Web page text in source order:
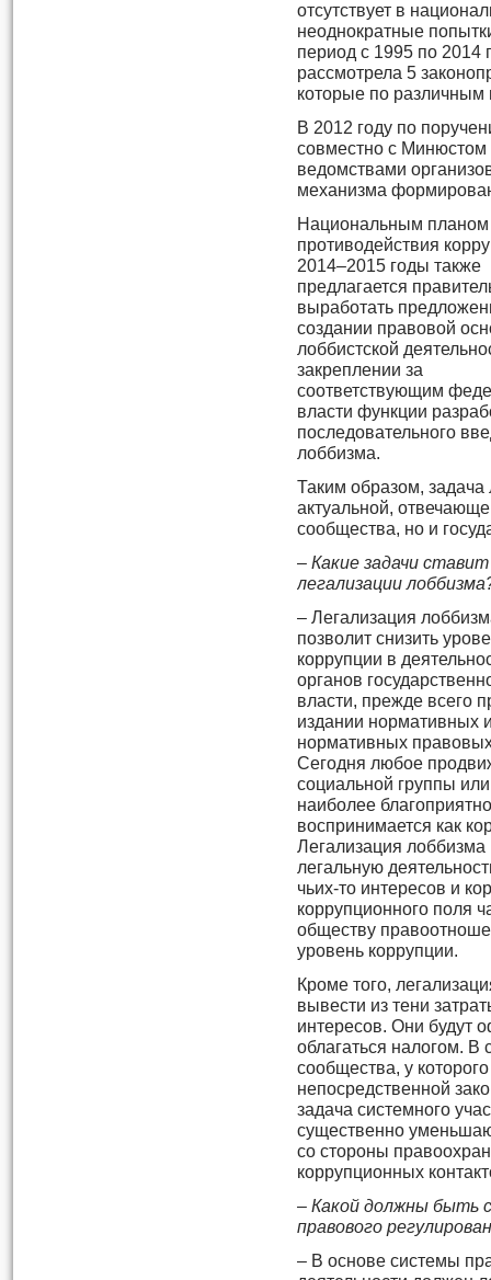
отсутствует в
неоднократные
период с 1995 по 2014
рассмотрела 5
которые по
В 2012 году по
совместно с
ведомствами
механизма
Национальным планом
противодействия
2014–2015 годы также
предлагается
выработать
создании правовой
лоббистской
закреплении за
соответствующим
власти функции
последовательного
лоббизма.
Таким образом, задача
актуальной,
сообщества, но и
– Какие задачи
легализации
– Легализация
позволит снизить
коррупции в
органов
власти, прежде всего
издании нормативных
нормативных
Сегодня любое
социальной группы
наиболее
воспринимается как
Легализация
легальную
чьих-то интересов и
коррупционного поля
обществу
уровень коррупции.
Кроме того,
вывести из тени
интересов. Они будут
облагаться налогом. В
сообщества, у
непосредственной
задача системного
существенно
со стороны
коррупционных
– Какой должны быть
правового
– В основе системы